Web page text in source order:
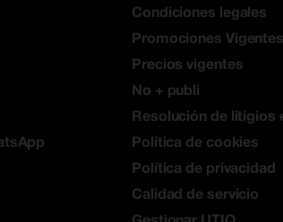
Condiciones legales
Promociones Vigentes
Precios vigentes
No + publi
Resolución de litigios
Política de cookies
Política de privacidad
Calidad de servicio